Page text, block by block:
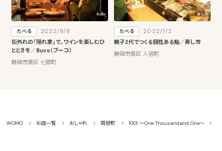
たべる
2022/9/8
街外れの「隠れ家」で、ワインを楽しむひ
とときを／Buco（ブーコ）
静岡市葵区 七間町
たべる
2022/7/2
親子2代でつくる個性ある鮨／寿し市
静岡市葵区 人宿町
WOMO お店一覧 おしゃれ 両替町 1001 ～One Thousandand One～